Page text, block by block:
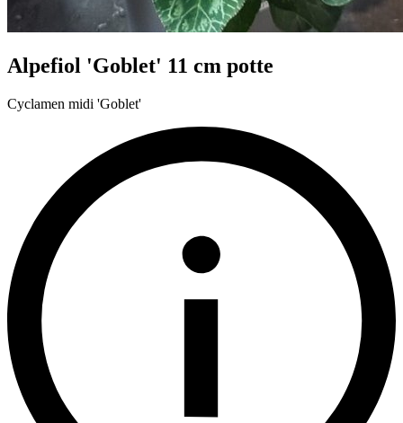
Alpefiol 'Goblet' 11 cm potte
Cyclamen midi 'Goblet'